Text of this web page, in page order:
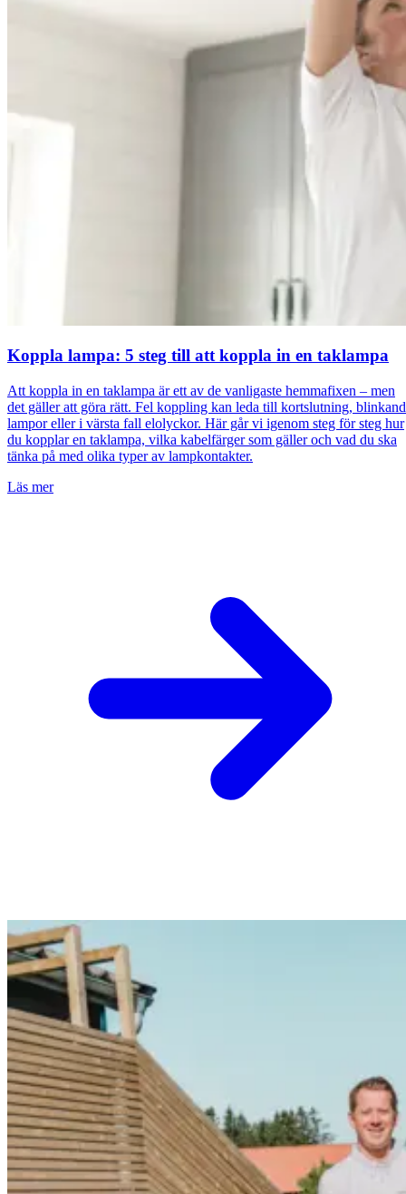
Koppla lampa: 5 steg till att koppla in en taklampa
Att koppla in en taklampa är ett av de vanligaste hemmafixen – men
det gäller att göra rätt. Fel koppling kan leda till kortslutning,
lampor eller i värsta fall elolyckor. Här går vi igenom steg för steg hur
du kopplar en taklampa, vilka kabelfärger som gäller och vad du ska
tänka på med olika typer av lampkontakter.
Läs mer